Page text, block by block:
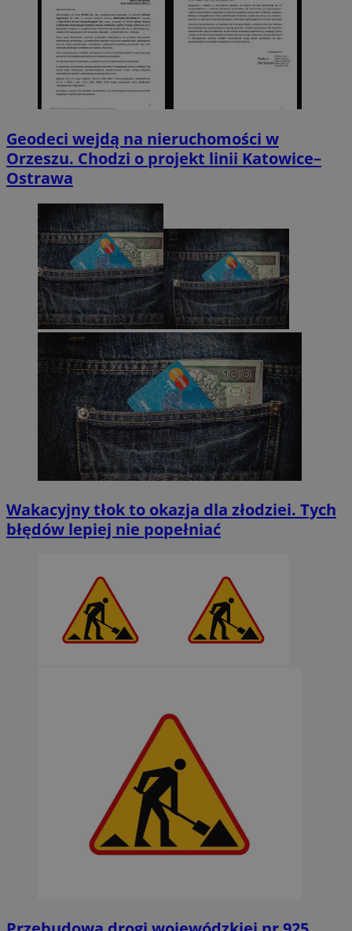
Geodeci wejdą na nieruchomości w
Orzeszu. Chodzi o projekt linii Katowice–
Ostrawa
Wakacyjny tłok to okazja dla złodziei. Tych
błędów lepiej nie popełniać